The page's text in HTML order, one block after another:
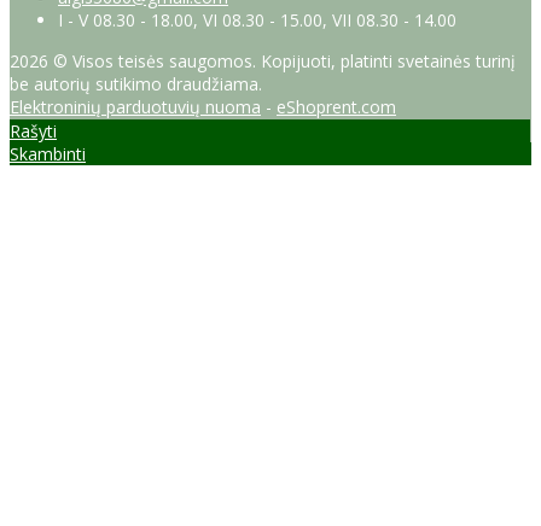
I - V 08.30 - 18.00, VI 08.30 - 15.00, VII 08.30 - 14.00
2026 © Visos teisės saugomos. Kopijuoti, platinti svetainės turinį
be autorių sutikimo draudžiama.
Elektroninių parduotuvių nuoma - eShoprent.com
Rašyti
Skambinti